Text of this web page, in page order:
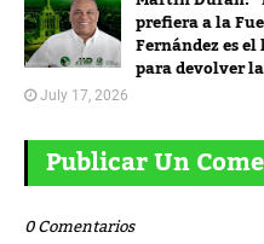
prefiera a la
Fernández es
para devolver
July 17, 2026
Publicar Un
0 Comentarios